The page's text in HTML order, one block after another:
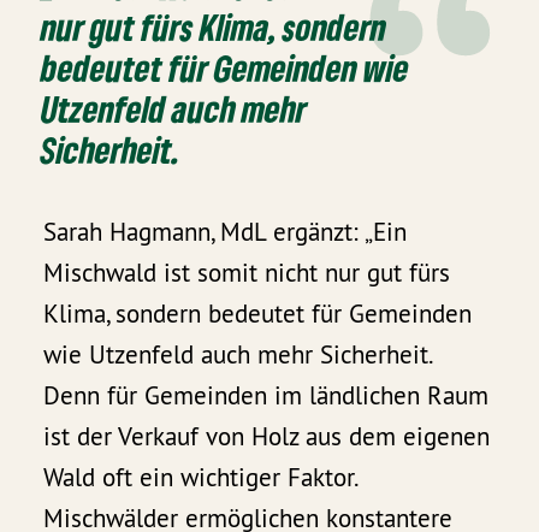
nur gut fürs Klima, sondern
bedeutet für Gemeinden wie
Utzenfeld auch mehr
Sicherheit.
Sarah Hagmann, MdL ergänzt: „Ein
Mischwald ist somit nicht nur gut fürs
Klima, sondern bedeutet für Gemeinden
wie Utzenfeld auch mehr Sicherheit.
Denn für Gemeinden im ländlichen Raum
ist der Verkauf von Holz aus dem eigenen
Wald oft ein wichtiger Faktor.
Mischwälder ermöglichen konstantere